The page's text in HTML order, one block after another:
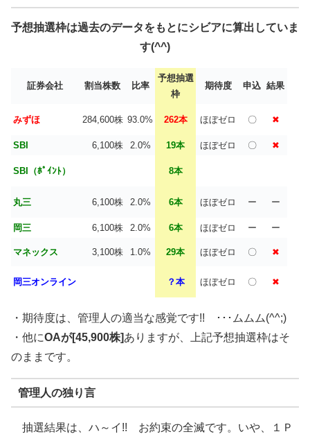
予想抽選枠は過去のデータをもとにシビアに算出していま
す(^^)
証券会社 割当株数 比率
予想抽選
枠
期待度 申込 結果
みずほ 284,600株 93.0% 262本 ほぼゼロ 〇 ✖
SBI 6,100株 2.0% 19本 ほぼゼロ 〇 ✖
SBI（ﾎﾟｲﾝﾄ） 8本
丸三 6,100株 2.0% 6本 ほぼゼロ ー ー
岡三 6,100株 2.0% 6本 ほぼゼロ ー ー
マネックス 3,100株 1.0% 29本 ほぼゼロ 〇 ✖
岡三オンライン ？本 ほぼゼロ 〇 ✖
・期待度は、管理人の適当な感覚です!! ･･･ムムム(^^;)
・他にOAが[45,900株]ありますが、上記予想抽選枠はそ
のままです。
管理人の独り言
抽選結果は、ハ～イ!! お約束の全滅です。いや、１Ｐ